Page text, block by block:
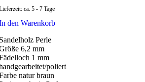
ca. 5 - 7 Tage
den Warenkorb
Perle
6,2 mm
1 mm
poliert
natur braun